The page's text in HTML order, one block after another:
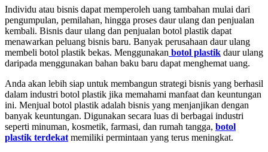
Individu atau bisnis dapat memperoleh uang tambahan mulai dari
pengumpulan, pemilahan, hingga proses daur ulang dan penjualan
kembali. Bisnis daur ulang dan penjualan botol plastik dapat
menawarkan peluang bisnis baru. Banyak perusahaan daur ulang
membeli botol plastik bekas. Menggunakan botol plastik daur ulang
daripada menggunakan bahan baku baru dapat menghemat uang.
Anda akan lebih siap untuk membangun strategi bisnis yang berhasil
dalam industri botol plastik jika memahami manfaat dan keuntungan
ini. Menjual botol plastik adalah bisnis yang menjanjikan dengan
banyak keuntungan. Digunakan secara luas di berbagai industri
seperti minuman, kosmetik, farmasi, dan rumah tangga, botol
plastik terdekat memiliki permintaan yang terus meningkat.